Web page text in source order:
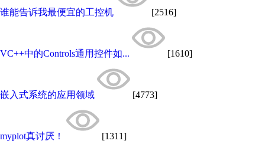
谁能告诉我最便宜的工控机 [2516]
VC++中的Controls通用控件如... [1610]
嵌入式系统的应用领域 [4773]
myplot真讨厌！ [1311]